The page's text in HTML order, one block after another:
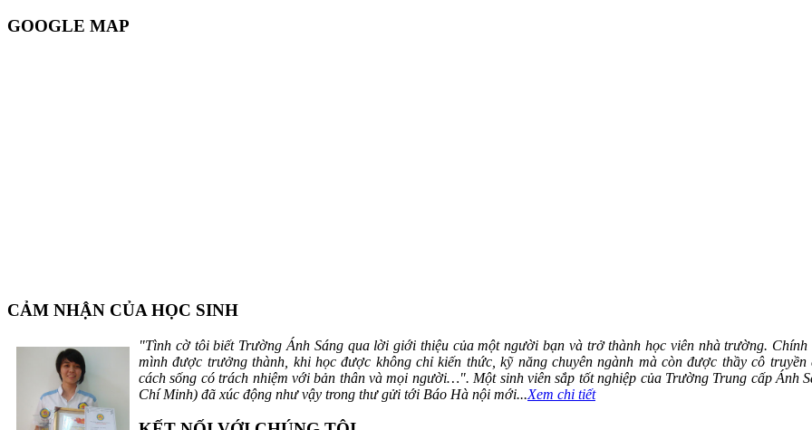
GOOGLE MAP
CẢM NHẬN CỦA HỌC SINH
"Tình cờ tôi biết Trường Ánh Sáng qua lời giới thiệu của một người bạn và trở thành học viên nhà trường.
mình được trưởng thành, khi học được không chỉ kiến thức, kỹ năng chuyên ngành mà còn được thầy cô truyền
cách sống có trách nhiệm với bản thân và mọi người…". Một sinh viên sắp tốt nghiệp của Trường Trung cấp Ánh
Chí Minh) đã xúc động như vậy trong thư gửi tới Báo Hà nội mới...Xem chi tiết